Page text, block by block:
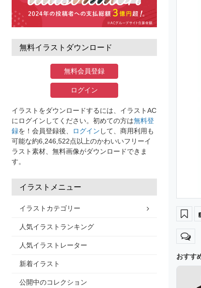
無料イラストダウンロード
無料会員登録
ログイン
イラストをダウンロードするには、イラストAC
にログインしてください。初めての方は無料登
録を！会員登録後、 ログイン して、商用利用も
可能な約6,246,522点以上のかわいいフリーイ
ラスト素材、無料画像がダウンロードできま
す。
イラストメニュー
イラストカテゴリー
人気イラストランキング
人気イラストレーター
新着イラスト
公開中のコレクション
おすす